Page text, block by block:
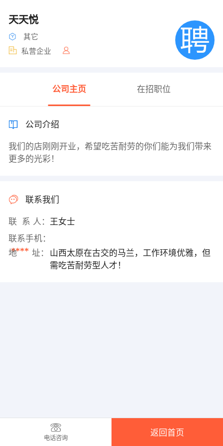
天天悦
其它
私营企业
公司主页 在招职位
公司介绍
我们的店刚刚开业，希望吃苦耐劳的你们能为我们带来
更多的光彩！
联系我们
联 系 人： 王女士
联系手机：
****
地 址：
山西太原在古交的马兰，工作环境优雅，但
需吃苦耐劳型人才！
电话咨询
返回首页